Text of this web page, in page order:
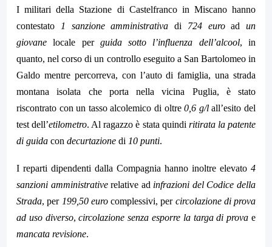
I militari della Stazione di Castelfranco in Miscano hanno
contestato 1 sanzione amministrativa di 724 euroad un
giovane locale per guida sotto l’influenza dell’alcool, in
quanto, nel corso di un controllo eseguito a San Bartolomeo in
Galdo mentre percorreva, con l’auto di famiglia, una strada
montana isolata che porta nella vicina Puglia, è stato
riscontrato con un tasso alcolemico di oltre0,6 g/lall’esito del
test dell’etilometro. Al ragazzo è stata quindi ritirata la patente
di guida con decurtazione di 10 punti.
I reparti dipendenti dalla Compagnia hanno inoltre elevato 4
sanzioni amministrativerelative ad infrazioni del Codice della
Strada, per 199,50 eurocomplessivi, per circolazione di prova
ad uso diverso,circolazione senza esporre la targa di provae
mancata revisione.